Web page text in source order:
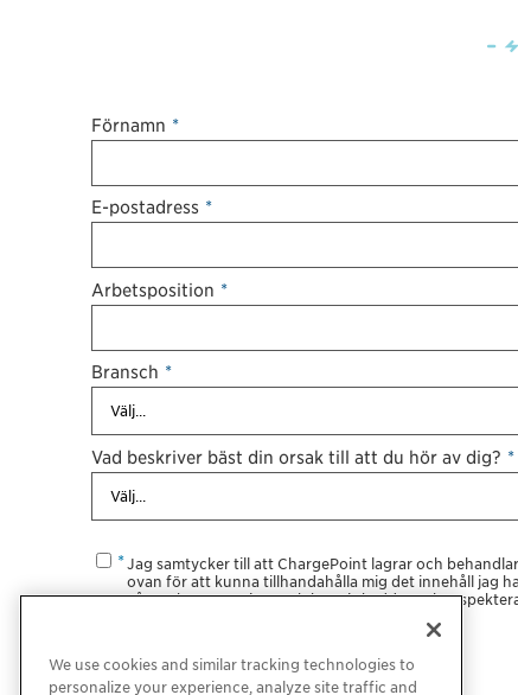
*
Förnamn
*
E-postadress
*
Arbetsposition
*
Bransch
*
Vad beskriver bäst din orsak till att du hör av dig?
Jag samtycker till att ChargePoint lagrar och
ovan för att kunna tillhandahålla mig det innehåll jag
våra sekretessrutiner och hur vi skyddar och
We use cookies and similar tracking technologies to
personalize your experience, analyze site traffic and